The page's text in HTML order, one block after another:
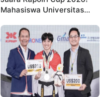
Mahasiswa Universitas
Nama Kampus di Kejurnas
Taekwondo